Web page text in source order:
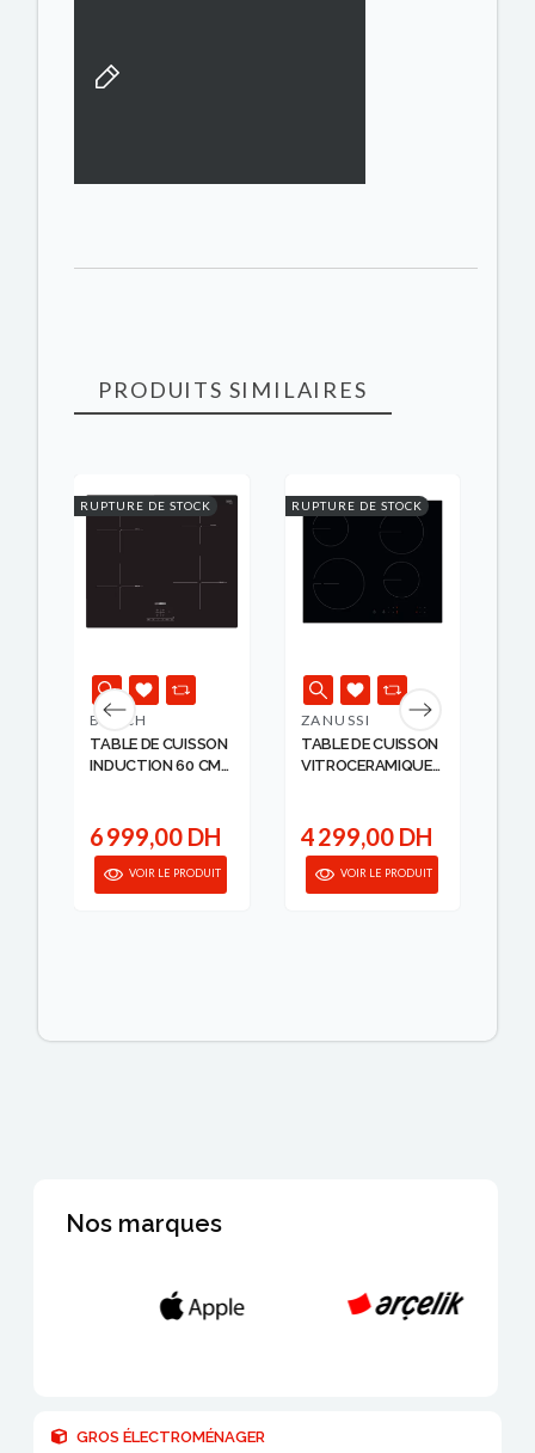
PRODUITS SIMILAIRES
RUPTURE DE STOCK
BOSCH
TABLE DE CUISSON
INDUCTION 60 CM
6 999,00 DH
VOIR LE PRODUIT
RUPTURE DE STOCK
ZANUSSI
TABLE DE CUISSON
VITROCERAMIQUE
4 299,00 DH
VOIR LE PRODUIT
Nos marques
GROS ÉLECTROMÉNAGER